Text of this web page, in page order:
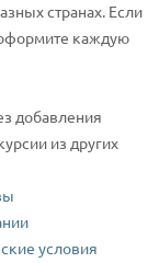
странах. Если
оформите каждую
добавления
из других
условия